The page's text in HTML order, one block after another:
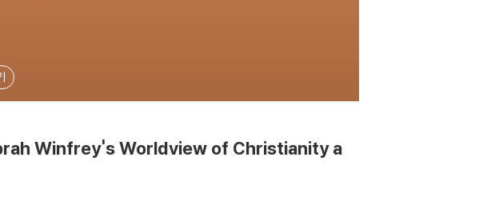
Winfrey's Worldview of Christianity a